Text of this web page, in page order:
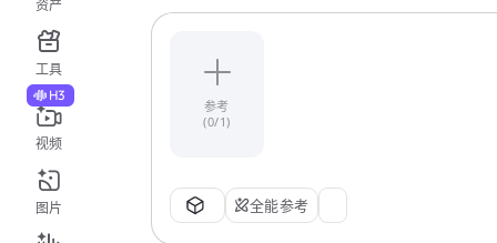
资产
工具
视频
H3
图片
参考
(0/1)
全能参考